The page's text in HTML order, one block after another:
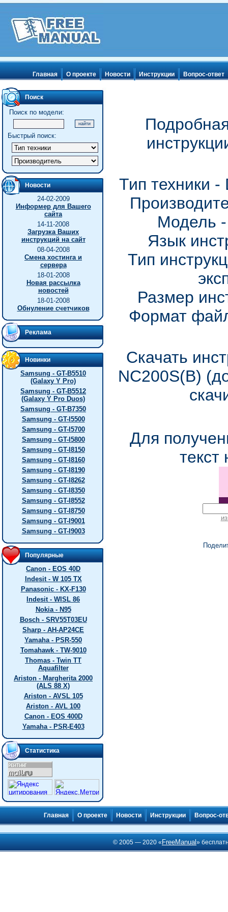
Главная О проекте Новости Инструкции Вопрос-ответ
Поиск
Поиск по модели:
Быстрый поиск:
Новости
24-02-2009
Информер для Вашего
сайта
14-11-2008
Загрузка Ваших
инструкций на сайт
08-04-2008
Смена хостинга и
сервера
18-01-2008
Новая рассылка
новостей
18-01-2008
Обнуление счетчиков
Реклама
Новинки
Samsung - GT-B5510
(Galaxy Y Pro)
Samsung - GT-B5512
(Galaxy Y Pro Duos)
Samsung - GT-B7350
Samsung - GT-I5500
Samsung - GT-I5700
Samsung - GT-I5800
Samsung - GT-I8150
Samsung - GT-I8160
Samsung - GT-I8190
Samsung - GT-I8262
Samsung - GT-I8350
Samsung - GT-I8552
Samsung - GT-I8750
Samsung - GT-I9001
Samsung - GT-I9003
Популярные
Canon - EOS 40D
Indesit - W 105 TX
Panasonic - KX-F130
Indesit - WISL 86
Nokia - N95
Bosch - SRV55T03EU
Sharp - AH-AP24CE
Yamaha - PSR-550
Tomahawk - TW-9010
Thomas - Twin TT
Aquafilter
Ariston - Margherita 2000
(ALS 88 X)
Ariston - AVSL 105
Ariston - AVL 100
Canon - EOS 400D
Yamaha - PSR-E403
Статистика
Тип техники -
Модель
Язык
Тип
Размер
Формат
Скачать
NC200S(B)
Для
текст
Главная О проекте Новости Инструкции Вопрос-
© 2005 — 2020 « FreeManual»